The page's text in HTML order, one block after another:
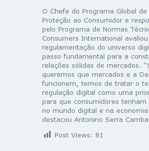
O Chefe do Programa Global de
Proteção ao Consumidor e
pelo Programa de Normas
Consumers International
regulamentação do universo
passo fundamental para a
relações sólidas de mercados.
queremos que mercados e a
funcionem, temos de tratar o
regulação digital como uma
para que consumidores tenham
no mundo digital e na economia
destacou Antonino Serra
Post Views: 81